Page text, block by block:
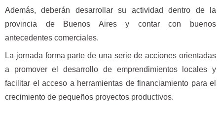
Además, deberán desarrollar su actividad dentro de la
provincia de Buenos Aires y contar con buenos
antecedentes comerciales.
La jornada forma parte de una serie de acciones orientadas
a promover el desarrollo de emprendimientos locales y
facilitar el acceso a herramientas de financiamiento para el
crecimiento de pequeños proyectos productivos.